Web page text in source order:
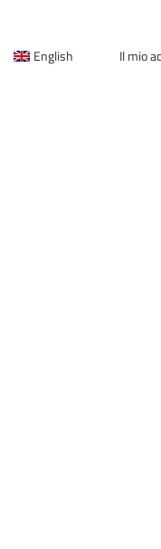
English Il mio